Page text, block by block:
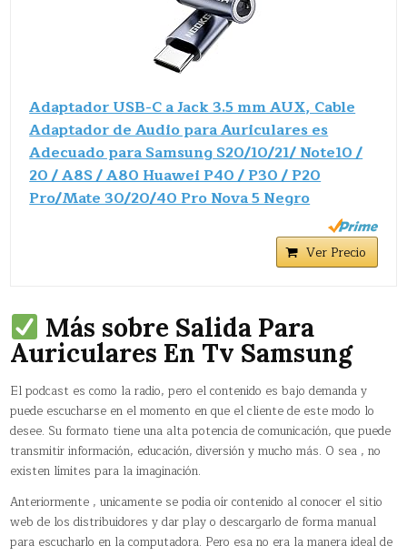
Adaptador USB-C a Jack 3.5 mm AUX, Cable
Adaptador de Audio para Auriculares es
Adecuado para Samsung S20/10/21/ Note10 /
20 / A8S / A80 Huawei P40 / P30 / P20
Pro/Mate 30/20/40 Pro Nova 5 Negro
Ver Precio
Más sobre Salida Para
Auriculares En Tv Samsung
El podcast es como la radio, pero el contenido es bajo demanda y
puede escucharse en el momento en que el cliente de este modo lo
desee. Su formato tiene una alta potencia de comunicación, que puede
transmitir información, educación, diversión y mucho más. O sea , no
existen límites para la imaginación.
Anteriormente , unicamente se podía oír contenido al conocer el sitio
web de los distribuidores y dar play o descargarlo de forma manual
para escucharlo en la computadora. Pero esa no era la manera ideal de